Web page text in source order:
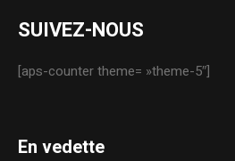
SUIVEZ-NOUS
[aps-counter theme= »theme-5″]
En vedette